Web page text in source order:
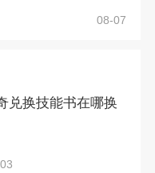
08-07
兑换技能书在哪换